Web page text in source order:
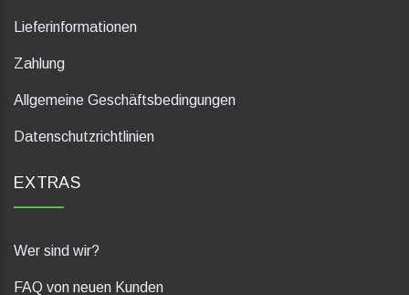
Lieferinformationen
Zahlung
Allgemeine Geschäftsbedingungen
Datenschutzrichtlinien
EXTRAS
Wer sind wir?
FAQ von neuen Kunden